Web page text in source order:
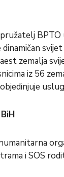
zemalja
iz 56
i SOS